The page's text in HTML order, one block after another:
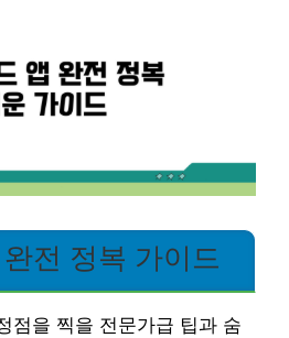
전 정복 가이드
점을 찍을 전문가급 팁과 숨